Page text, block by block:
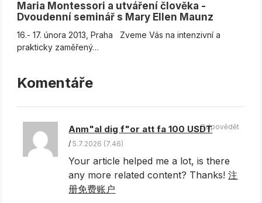
Maria Montessori a utváření člověka -
Dvoudenní seminář s Mary Ellen Maunz
16.- 17. února 2013, Praha Zveme Vás na intenzivní a
prakticky zaměřený…
Komentáře
Anm"al dig f"or att fa 100 USDT
5.7.2026 (7.46)
Your article helped me a lot, is there
any more related content? Thanks!注
册免费账户
Odpovědět